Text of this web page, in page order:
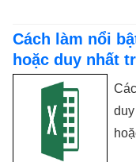
Cách làm nổi
hoặc duy nhất